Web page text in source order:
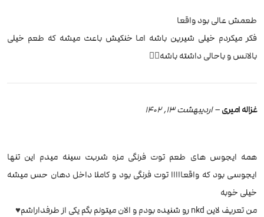
طعمش عالی بود واقعا
فکر میکردم خیلی شیرین باشه اما خنکیش باعث میشه که طعم خیلی
بالانس و باحالی داشته باشه✌🏻
غزاله امیری– اردیبهشت 13, 1402
همه ایجوس های طعم توت فرنگی مزه شربت سینه میدم این تنها
ایجوسی بود که واقعااااا توت فرنگی بود و کاملا داخل دهان حس میشه
خیلی خوبه
من تعریف لاین nkd رو شنیده بودم و الان میتونم بگم یکی از طرفداراشم♥️